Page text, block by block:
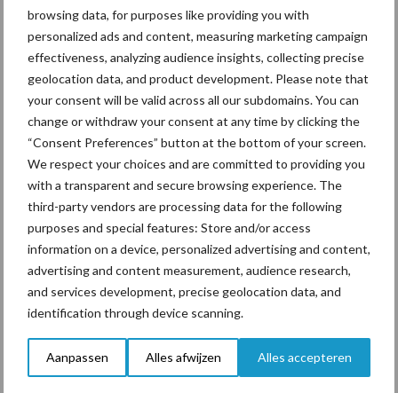
browsing data, for purposes like providing you with
personalized ads and content, measuring marketing campaign
effectiveness, analyzing audience insights, collecting precise
geolocation data, and product development. Please note that
your consent will be valid across all our subdomains. You can
change or withdraw your consent at any time by clicking the
“Consent Preferences” button at the bottom of your screen.
We respect your choices and are committed to providing you
with a transparent and secure browsing experience. The
third-party vendors are processing data for the following
purposes and special features: Store and/or access
information on a device, personalized advertising and content,
advertising and content measurement, audience research,
and services development, precise geolocation data, and
identification through device scanning.
Aanpassen Alles afwijzen Alles accepteren
verlichting en reflectie,
carbide hardmetalen messen,
Bron: Einböck
Aanbevolen voor jou!
Grondstoffenmarkt blijft
grillig: droogte en
geopolitiek houden handel
in de greep
De speenhuid: een vaak
onderschatte risicofactor